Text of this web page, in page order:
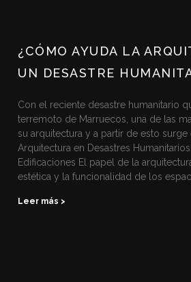
¿CÓMO AYUDA LA
UN DESASTRE
Con el reciente desastre humanitario
terremoto de Marruecos, una de las
su arquitectura y a partir de esto surge
Arquitectura en Desastres
Edificaciones El papel de la
estética y la funcionalidad de los
Leer más >